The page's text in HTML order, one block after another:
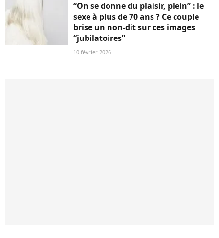
“On se donne du plaisir, plein” : le
sexe à plus de 70 ans ? Ce couple
brise un non-dit sur ces images
“jubilatoires”
10 février 2026